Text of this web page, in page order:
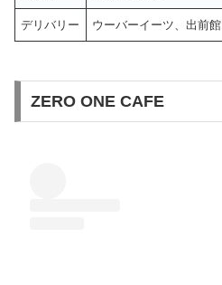
デリバリー ウーバーイーツ、出前館
ZERO ONE CAFE